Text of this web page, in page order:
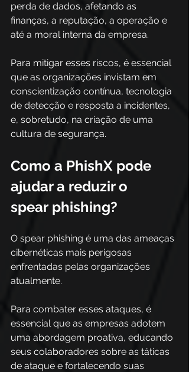
perda de dados, afetando as
finanças, a reputação, a operação e
até a moral interna da empresa.
Para mitigar esses riscos, é essencial
que as organizações invistam em
conscientização contínua, tecnologia
de detecção e resposta a incidentes,
e, sobretudo, na criação de uma
cultura de segurança.
Como a PhishX pode
ajudar a reduzir o
spear phishing?
O spear phishing é uma das ameaças
cibernéticas mais perigosas
enfrentadas pelas organizações
atualmente.
Para combater esses ataques, é
essencial que as empresas adotem
uma abordagem proativa, educando
seus colaboradores sobre as táticas
de ataque e fortalecendo suas